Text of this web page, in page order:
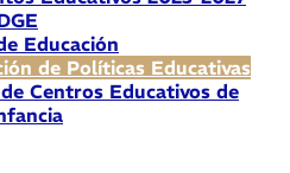
Educación
de Políticas Educativas
Centros Educativos de